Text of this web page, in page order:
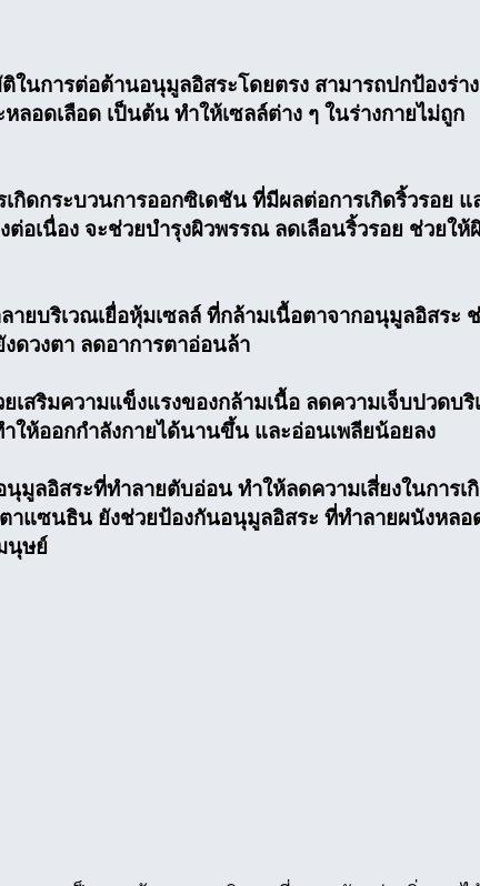
การต่อต้านอนุมูลอิสระโดยตรง สามารถปกป้องร่า
ลอดเลือด เป็นต้น ทำให้เซลล์ต่าง ๆ ในร่างกายไม่ถูก
ดกระบวนการออกซิเดชัน ที่มีผลต่อการเกิดริ้วรอย แ
อเนื่อง จะช่วยบำรุงผิวพรรณ ลดเลือนริ้วรอย ช่วยให้
บริเวณเยื่อหุ้มเซลล์ ที่กล้ามเนื้อตาจากอนุมูลอิสระ
ดวงตา ลดอาการตาอ่อนล้า
ริมความแข็งแรงของกล้ามเนื้อ ลดความเจ็บปวดบริ
ให้ออกกำลังกายได้นานขึ้น และอ่อนเพลียน้อยลง
ลอิสระที่ทำลายตับอ่อน ทำให้ลดความเสี่ยงในการเ
าแซนธิน ยังช่วยป้องกันอนุมูลอิสระ ที่ทำลายผนังหลอ
นุษย์